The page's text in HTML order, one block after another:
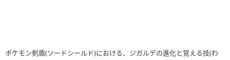
ポケモン剣盾(ソードシールド)における、ジガルデの進化と覚える技(わ